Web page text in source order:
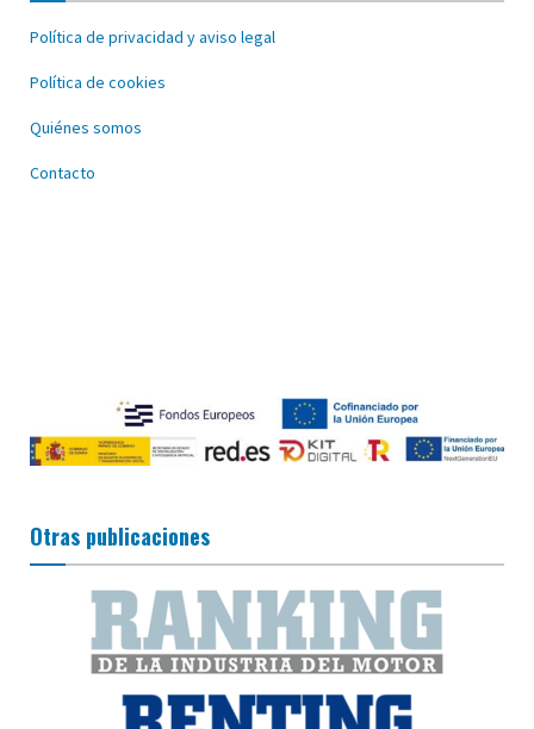
Política de privacidad y aviso legal
Política de cookies
Quiénes somos
Contacto
Otras publicaciones